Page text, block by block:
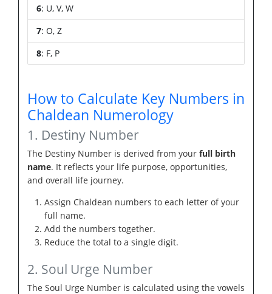
6: U, V, W
7: O, Z
8: F, P
How to Calculate Key Numbers in
Chaldean Numerology
1. Destiny Number
The Destiny Number is derived from your full birth
name. It reflects your life purpose, opportunities,
and overall life journey.
Assign Chaldean numbers to each letter of your
full name.
Add the numbers together.
Reduce the total to a single digit.
2. Soul Urge Number
The Soul Urge Number is calculated using the vowels